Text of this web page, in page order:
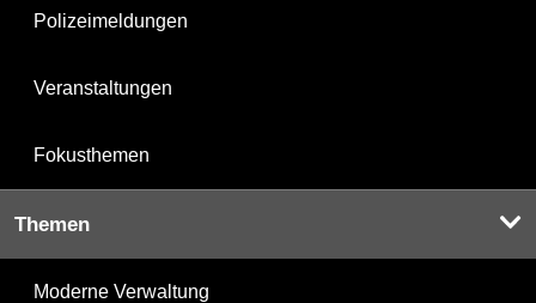
Polizeimeldungen
Veranstaltungen
Fokusthemen
Themen
Moderne Verwaltung